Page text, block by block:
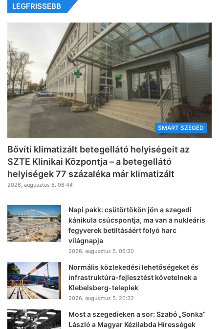
LEGFRISSEBB
SMART SZEGED
Bővíti klimatizált betegellátó helyiségeit az
SZTE Klinikai Központja – a betegellátó
helyiségek 77 százaléka már klimatizált
2026, augusztus 6. 06:44
Napi pakk: csütörtökön jön a szegedi
kánikula csúcspontja, ma van a nukleáris
fegyverek betiltásáért folyó harc
világnapja
2026, augusztus 6. 06:30
Normális közlekedési lehetőségeket és
infrastruktúra-fejlesztést követelnek a
Klebelsberg-telepiek
2026, augusztus 5. 20:32
Most a szegedieken a sor: Szabó „Sonka”
László a Magyar Kézilabda Hírességek